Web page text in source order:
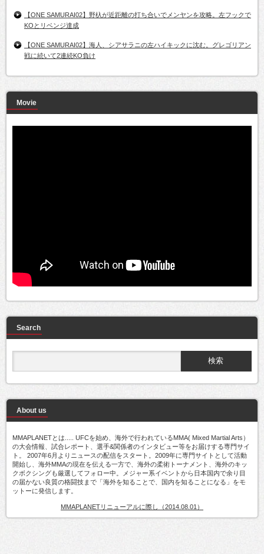
【ONE SAMURAI02】野杁が近距離の打ち合いでメンヤンを攻略。左フックで
KOとリベンジ達成
【ONE SAMURAI02】海人、シアサラニの左ハイキックに沈む。グレゴリアン
戦に続いて2連続KO負け
Movie
Search
About us
MMAPLANETとは..... UFCを始め、海外で行われているMMA( Mixed Martial Arts）
の大会情報、試合レポート、選手&関係者のインタビュー等をお届けする専門サイ
ト。 2007年6月よりニュースの配信をスタート。2009年に専門サイトとして活動
開始し、海外MMAの現在を伝える一方で、海外の柔術トーナメント、海外のキッ
クボクシングも厳選してフォロー中。メジャー系イベントから日本国内で余り目
の届かない良質の格闘技まで「海外を知ることで、国内を知ることになる」をモ
ットーに発信します。
MMAPLANETリニューアルに際し（2014.08.01）